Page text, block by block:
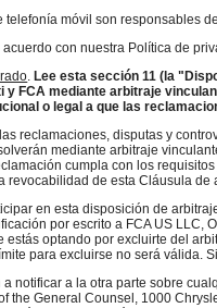
telefonía móvil son responsables
con nuestra Política de
.Lee esta sección 11 (la
FCA mediante arbitraje
o legal a que las
reclamaciones, disputas y
mediante arbitraje
cumpla con los
de esta Cláusula
en esta disposición de
por escrito a FCA US
estás optando por excluirte del
para excluirse no será válida​​​​​​​.
a notificar a la otra parte sobre
the General Counsel, 1000